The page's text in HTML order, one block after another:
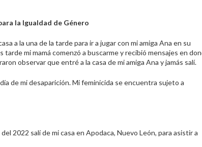
la Igualdad de Género
a la una de la tarde para ir a jugar con mi amiga Ana en su
mi mamá comenzó a buscarme y recibió mensajes en
observar que entré a la casa de mi amiga Ana y jamás salí.
de mi desaparición. Mi feminicida se encuentra sujeto a
2022 salí de mi casa en Apodaca, Nuevo León, para asistir a